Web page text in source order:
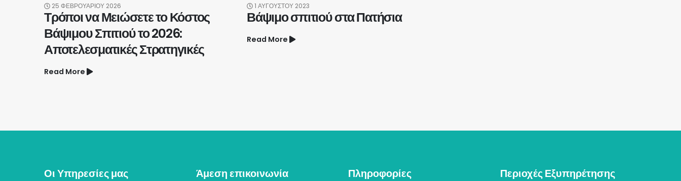
25 ΦΕΒΡΟΥΑΡΊΟΥ 2026
Τρόποι να Μειώσετε το Κόστος
Βάψιμου Σπιτιού το 2026:
Αποτελεσματικές Στρατηγικές
Read More
1 ΑΥΓΟΎΣΤΟΥ 2023
Βάψιμο σπιτιού στα Πατήσια
Read More
Οι Υπηρεσίες μας Άμεση επικοινωνία Πληροφορίες Περιοχές Εξυπηρέτησης